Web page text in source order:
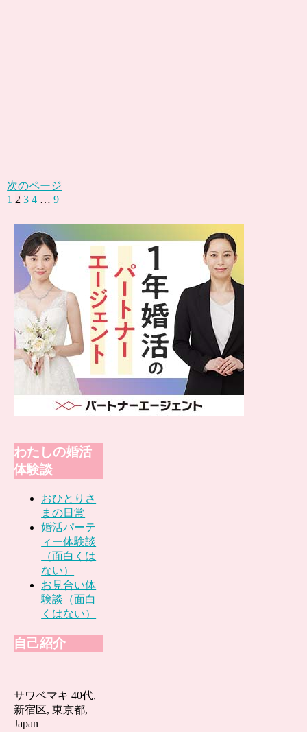
次のページ
1 2 3 4 … 9
わたしの婚活
体験談
おひとりさ
まの日常
婚活パーテ
ィー体験談
（面白くは
ない）
お見合い体
験談（面白
くはない）
自己紹介
サワベマキ 40代,
新宿区, 東京都,
Japan